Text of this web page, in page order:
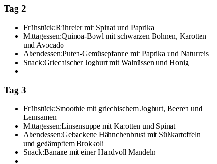
Tag 2
Frühstück:Rühreier mit Spinat und Paprika
Mittagessen:Quinoa-Bowl mit schwarzen Bohnen, Karotten
und Avocado
Abendessen:Puten-Gemüsepfanne mit Paprika und Naturreis
Snack:Griechischer Joghurt mit Walnüssen und Honig
Tag 3
Frühstück:Smoothie mit griechischem Joghurt, Beeren und
Leinsamen
Mittagessen:Linsensuppe mit Karotten und Spinat
Abendessen:Gebackene Hähnchenbrust mit Süßkartoffeln
und gedämpftem Brokkoli
Snack:Banane mit einer Handvoll Mandeln